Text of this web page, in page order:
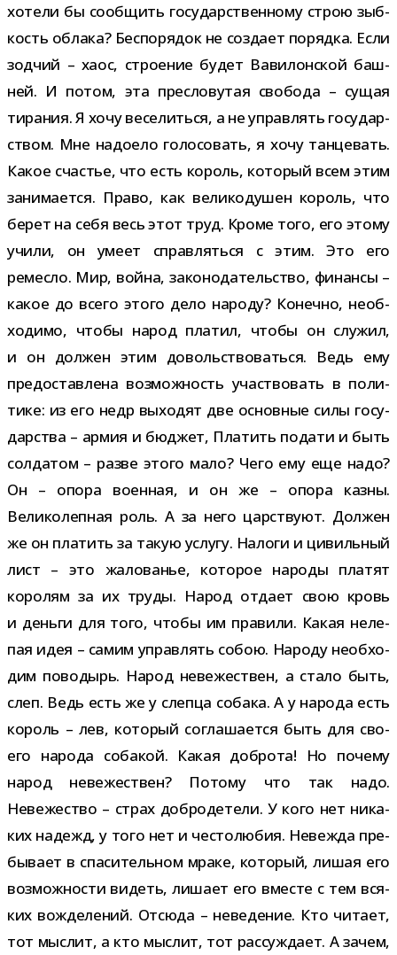
хотели бы сооб­щить госу­дар­ствен­ному строю зыб­
кость облака? Беспорядок не создает порядка. Если
зод­чий – хаос, стро­е­ние будет Вавилонской баш­
ней. И потом, эта пре­сло­ву­тая сво­бода – сущая
тира­ния. Я хочу весе­литься, а не управ­лять госу­дар­
ством. Мне надо­ело голо­со­вать, я хочу тан­це­вать.
Какое сча­стье, что есть король, кото­рый всем этим
зани­ма­ется. Право, как вели­ко­ду­шен король, что
берет на себя весь этот труд. Кроме того, его этому
учили, он умеет справ­ляться с этим. Это его
ремесло. Мир, война, зако­но­да­тель­ство, финансы –
какое до всего этого дело народу? Конечно, необ­
хо­димо, чтобы народ пла­тил, чтобы он слу­жил,
и он дол­жен этим доволь­ство­ваться. Ведь ему
предо­став­лена воз­мож­ность участ­во­вать в поли­
тике: из его недр выхо­дят две основ­ные силы госу­
дар­ства – армия и бюд­жет, Платить подати и быть
сол­да­том – разве этого мало? Чего ему еще надо?
Он – опора воен­ная, и он же – опора казны.
Великолепная роль. А за него цар­ствуют. Должен
же он пла­тить за такую услугу. Налоги и цивиль­ный
лист – это жало­ва­нье, кото­рое народы пла­тят
коро­лям за их труды. Народ отдает свою кровь
и деньги для того, чтобы им пра­вили. Какая неле­
пая идея – самим управ­лять собою. Народу необ­хо­
дим пово­дырь. Народ неве­же­ствен, а стало быть,
слеп. Ведь есть же у слепца собака. А у народа есть
король – лев, кото­рый согла­ша­ется быть для сво­
его народа соба­кой. Какая доб­рота! Но почему
народ неве­же­ствен? Потому что так надо.
Невежество – страх доб­ро­де­тели. У кого нет ника­
ких надежд, у того нет и често­лю­бия. Невежда пре­
бы­вает в спа­си­тель­ном мраке, кото­рый, лишая его
воз­мож­но­сти видеть, лишает его вме­сте с тем вся­
ких вожде­ле­ний. Отсюда – неве­де­ние. Кто читает,
тот мыс­лит, а кто мыс­лит, тот рас­суж­дает. А зачем,